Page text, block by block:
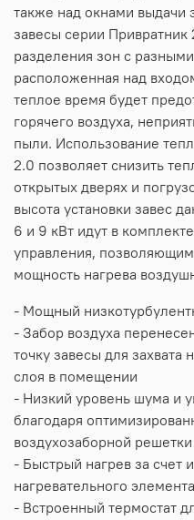
также над окнами выдачи
завесы серии Привратник
разделения зон с
расположенная над
теплое время будет
горячего воздуха,
пыли. Использование
2.0 позволяет снизить
открытых дверях и
высота установки завес
6 и 9 кВт идут в
управления,
мощность нагрева
- Мощный
- Забор воздуха
точку завесы для захвата
слоя в помещении
- Низкий уровень шума и
благодаря
воздухозаборной решетки
- Быстрый нагрев за счет
нагревательного
- Встроенный термостат